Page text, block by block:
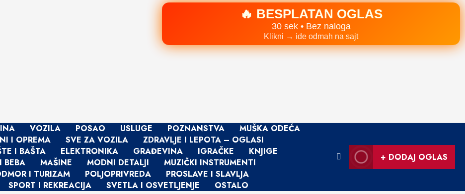
🔥 BESPLATAN OGLAS
30 sek • Bez naloga
Klikni → ide odmah na sajt
VOZILA POSAO USLUGE POZNANSTVA
MUŠKA ODEĆA
I OPREMA SVE ZA VOZILA
ZDRAVLJE I LEPOTA – OGLASI
I BAŠTA ELEKTRONIKA GRAĐEVINA IGRAČKE
KNJIGE
BEBA MAŠINE MODNI DETALJI
MUZIČKI INSTRUMENTI
I TURIZAM POLJOPRIVREDA
PROSLAVE I SLAVLJA
SPORT I REKREACIJA SVETLA I OSVETLJENJE OSTALO
+ DODAJ OGLAS